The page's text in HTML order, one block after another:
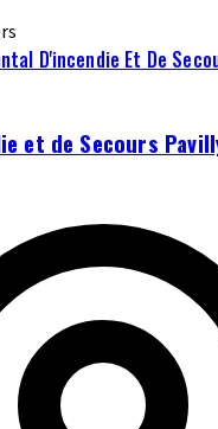
D'incendie Et De
et de Secours